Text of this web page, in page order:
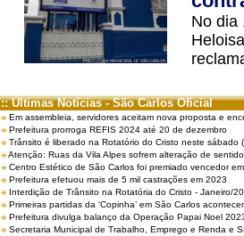
No dia
:: Últimas Notícias - São Carlos Oficial
Em assembleia, servidores aceitam nova proposta e
Prefeitura prorroga REFIS 2024 até 20 de dezembro
Trânsito é liberado na Rotatório do Cristo neste sábado
Atenção: Ruas da Vila Alpes sofrem alteração de
Centro Estético de São Carlos foi premiado vencedor
Prefeitura efetuou mais de 5 mil castrações em 2023
Interdição de Trânsito na Rotatória do Cristo - Janeiro/
Primeiras partidas da ‘Copinha’ em São Carlos
Prefeitura divulga balanço da Operação Papai Noel
Secretaria Municipal de Trabalho, Emprego e Renda e